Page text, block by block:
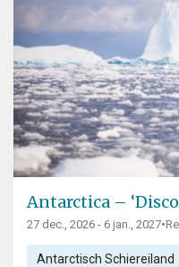
Antarctica –
27 dec., 2026 - 6 jan., 2027•
Antarctisch Schiereiland